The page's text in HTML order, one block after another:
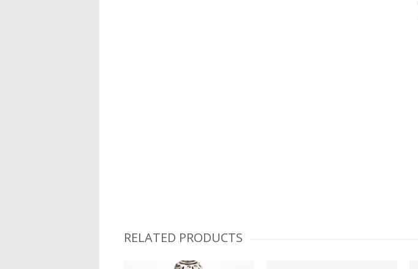
RELATED PRODUCTS